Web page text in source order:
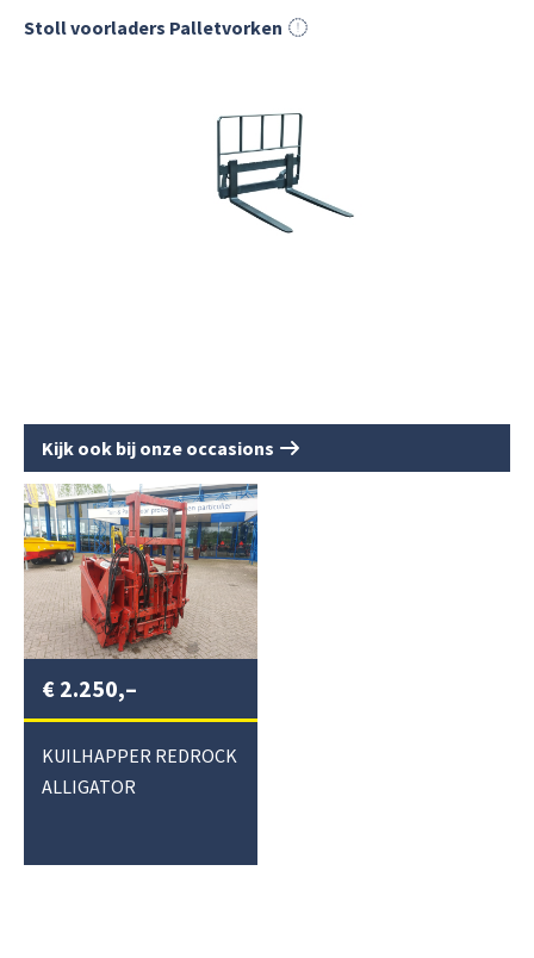
Stoll voorladers Palletvorken
Kijk ook bij onze occasions
€ 2.250,–
KUILHAPPER REDROCK
ALLIGATOR